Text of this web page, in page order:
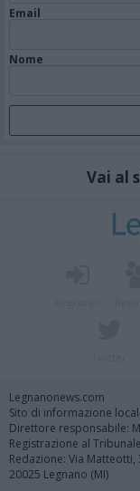
Email
Nome
Vai al
Legnanonews.com
Sito di informazione
Direttore responsabile:
Registrazione al
Redazione: Via
20025 Legnano (MI)